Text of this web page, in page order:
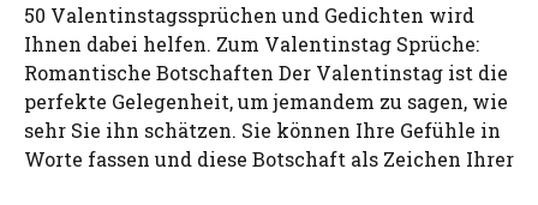
50 Valentinstagssprüchen und Gedichten wird
Ihnen dabei helfen. Zum Valentinstag Sprüche:
Romantische Botschaften Der Valentinstag ist die
perfekte Gelegenheit, um jemandem zu sagen, wie
sehr Sie ihn schätzen. Sie können Ihre Gefühle in
Worte fassen und diese Botschaft als Zeichen Ihrer